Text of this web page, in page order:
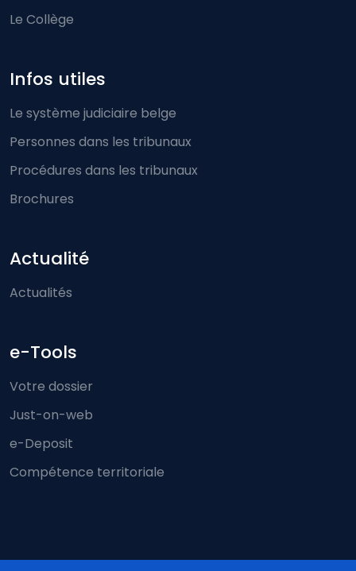
Le Collège
Infos utiles
Le système judiciaire belge
Personnes dans les tribunaux
Procédures dans les tribunaux
Brochures
Actualité
Actualités
e-Tools
Votre dossier
Just-on-web
e-Deposit
Compétence territoriale